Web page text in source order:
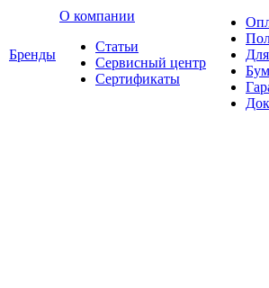
Бренды
O компании
Статьи
Сервисный центр
Сертификаты